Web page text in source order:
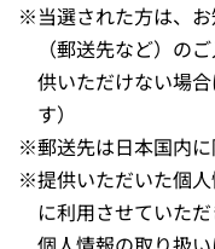
※当選された方は、
（郵送先など）の
供いただけない場
す）
※郵送先は日本国内に
※提供いただいた個
に利用させていただ